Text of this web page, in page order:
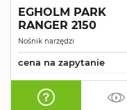
EGHOLM PARK
RANGER 2150
Nośnik narzędzi
cena na zapytanie